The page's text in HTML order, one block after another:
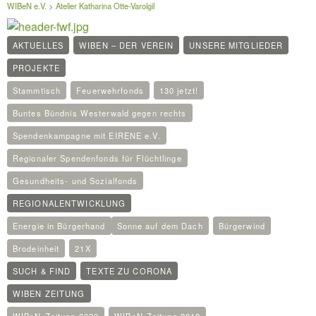
WIBeN e.V. > Atelier Katharina Otte-Varolgil
AKTUELLES WIBEN – DER VEREIN
UNSERE MITGLIEDER
PROJEKTE
Stammtisch
Feuerwehrfonds
130 jetzt!
Buntes Bündnis Westerwald gegen rechts
Spendenkampagne mit EIRENE e.V.
Regionaler Spendenfonds für Flüchtlinge
Gesundheits- und Sozialfonds
REGIONALENTWICKLUNG
Energie in Bürgerhand
Sonne auf dem Dach
Bürgerwind
Brodeinheit
21X
SUCH & FIND
TEXTE ZU CORONA
WIBEN ZEITUNG